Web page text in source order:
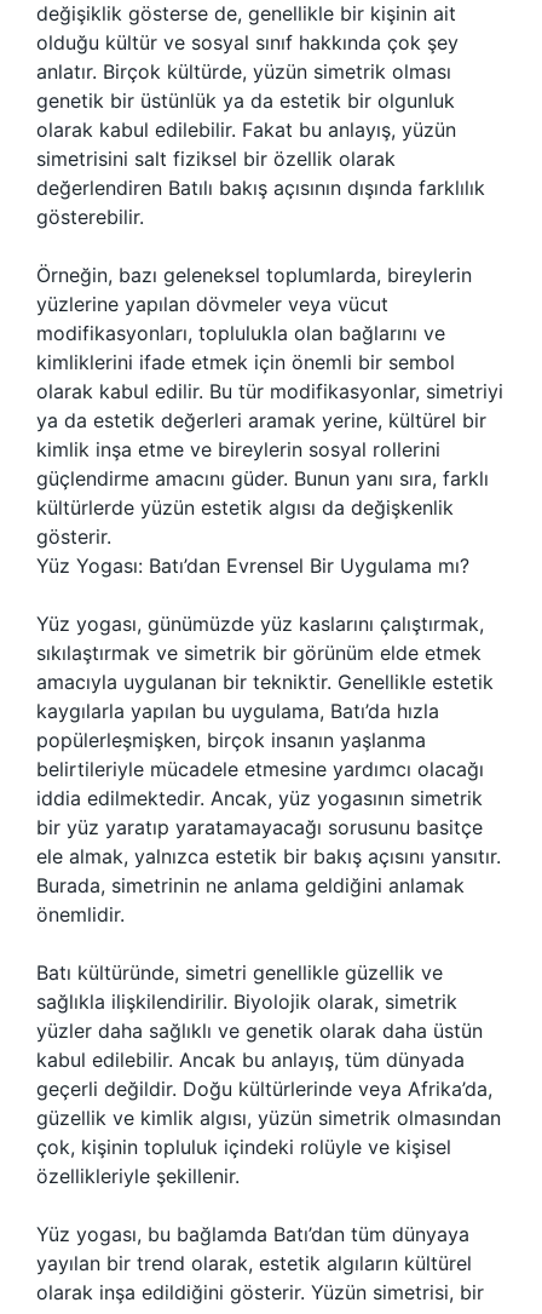
değişiklik gösterse de, genellikle bir kişinin ait
olduğu kültür ve sosyal sınıf hakkında çok şey
anlatır. Birçok kültürde, yüzün simetrik olması
genetik bir üstünlük ya da estetik bir olgunluk
olarak kabul edilebilir. Fakat bu anlayış, yüzün
simetrisini salt fiziksel bir özellik olarak
değerlendiren Batılı bakış açısının dışında farklılık
gösterebilir.
Örneğin, bazı geleneksel toplumlarda, bireylerin
yüzlerine yapılan dövmeler veya vücut
modifikasyonları, toplulukla olan bağlarını ve
kimliklerini ifade etmek için önemli bir sembol
olarak kabul edilir. Bu tür modifikasyonlar, simetriyi
ya da estetik değerleri aramak yerine, kültürel bir
kimlik inşa etme ve bireylerin sosyal rollerini
güçlendirme amacını güder. Bunun yanı sıra, farklı
kültürlerde yüzün estetik algısı da değişkenlik
gösterir.
Yüz Yogası: Batı’dan Evrensel Bir Uygulama mı?
Yüz yogası, günümüzde yüz kaslarını çalıştırmak,
sıkılaştırmak ve simetrik bir görünüm elde etmek
amacıyla uygulanan bir tekniktir. Genellikle estetik
kaygılarla yapılan bu uygulama, Batı’da hızla
popülerleşmişken, birçok insanın yaşlanma
belirtileriyle mücadele etmesine yardımcı olacağı
iddia edilmektedir. Ancak, yüz yogasının simetrik
bir yüz yaratıp yaratamayacağı sorusunu basitçe
ele almak, yalnızca estetik bir bakış açısını yansıtır.
Burada, simetrinin ne anlama geldiğini anlamak
önemlidir.
Batı kültüründe, simetri genellikle güzellik ve
sağlıkla ilişkilendirilir. Biyolojik olarak, simetrik
yüzler daha sağlıklı ve genetik olarak daha üstün
kabul edilebilir. Ancak bu anlayış, tüm dünyada
geçerli değildir. Doğu kültürlerinde veya Afrika’da,
güzellik ve kimlik algısı, yüzün simetrik olmasından
çok, kişinin topluluk içindeki rolüyle ve kişisel
özellikleriyle şekillenir.
Yüz yogası, bu bağlamda Batı’dan tüm dünyaya
yayılan bir trend olarak, estetik algıların kültürel
olarak inşa edildiğini gösterir. Yüzün simetrisi, bir